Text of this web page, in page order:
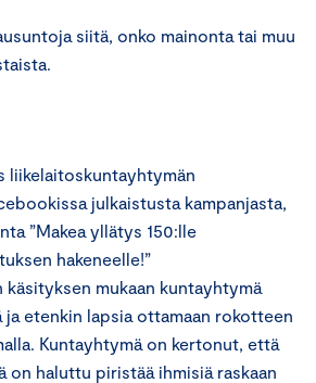
siitä, onko mainonta tai muu
liikelaitoskuntayhtymän
julkaistusta kampanjasta,
”Makea yllätys 150:lle
hakeneelle!”
mukaan kuntayhtymä
etenkin lapsia ottamaan rokotteen
Kuntayhtymä on kertonut, että
on haluttu piristää ihmisiä raskaan